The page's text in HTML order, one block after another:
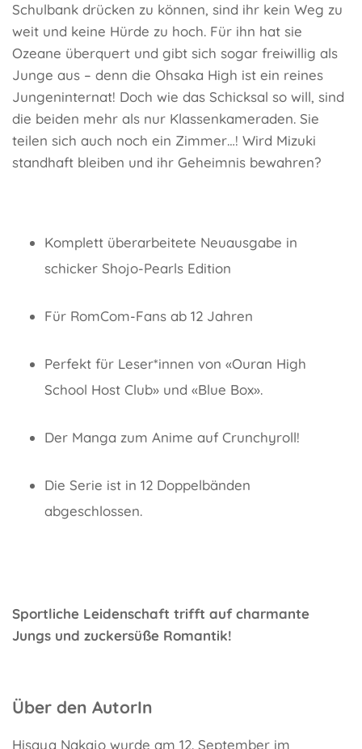
Schulbank drücken zu können, sind ihr kein Weg zu
weit und keine Hürde zu hoch. Für ihn hat sie
Ozeane überquert und gibt sich sogar freiwillig als
Junge aus – denn die Ohsaka High ist ein reines
Jungeninternat! Doch wie das Schicksal so will, sind
die beiden mehr als nur Klassenkameraden. Sie
teilen sich auch noch ein Zimmer…! Wird Mizuki
standhaft bleiben und ihr Geheimnis bewahren?
Komplett überarbeitete Neuausgabe in
schicker Shojo-Pearls Edition
Für RomCom-Fans ab 12 Jahren
Perfekt für Leser*innen von «Ouran High
School Host Club» und «Blue Box».
Der Manga zum Anime auf Crunchyroll!
Die Serie ist in 12 Doppelbänden
abgeschlossen.
Sportliche Leidenschaft trifft auf charmante
Jungs und zuckersüße Romantik!
Über den AutorIn
Hisaya Nakajo wurde am 12. September im